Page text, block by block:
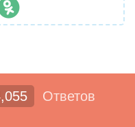
Ответов